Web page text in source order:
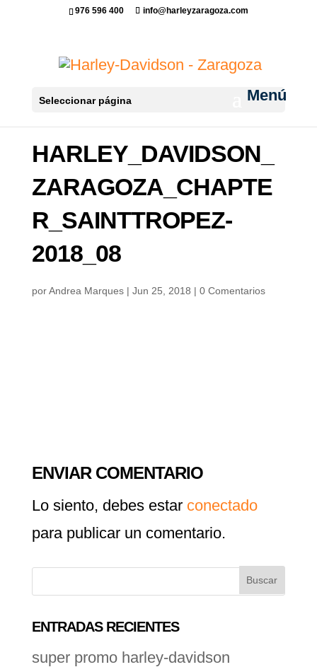
976 596 400 info@harleyzaragoza.com
Seleccionar página
HARLEY_DAVIDSON_
ZARAGOZA_CHAPTE
R_SAINTTROPEZ-
2018_08
porAndrea Marques| Jun 25, 2018 | 0 Comentarios
ENVIAR COMENTARIO
Lo siento, debes estar conectado
para publicar un comentario.
ENTRADAS RECIENTES
super promo harley-davidson